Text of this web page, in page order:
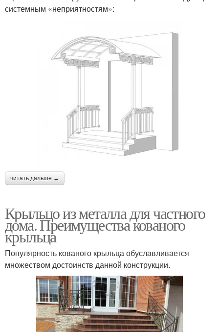
системным «неприятностям»:
читать дальше →
Крыльцо из металла для частного
дома. Преимущества кованого
крыльца
Популярность кованого крыльца обуславливается
множеством достоинств данной конструкции.